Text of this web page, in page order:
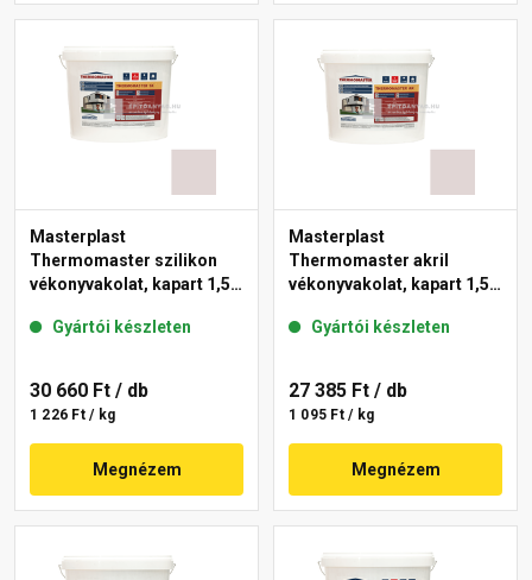
Masterplast
Thermomaster szilikon
vékonyvakolat, kapart 1,5
Gyártói készleten
30 660 Ft / db
1 226 Ft / kg
Megnézem
Masterplast
Thermomaster akril
vékonyvakolat, kapart 1,5
Gyártói készleten
27 385 Ft / db
1 095 Ft / kg
Megnézem